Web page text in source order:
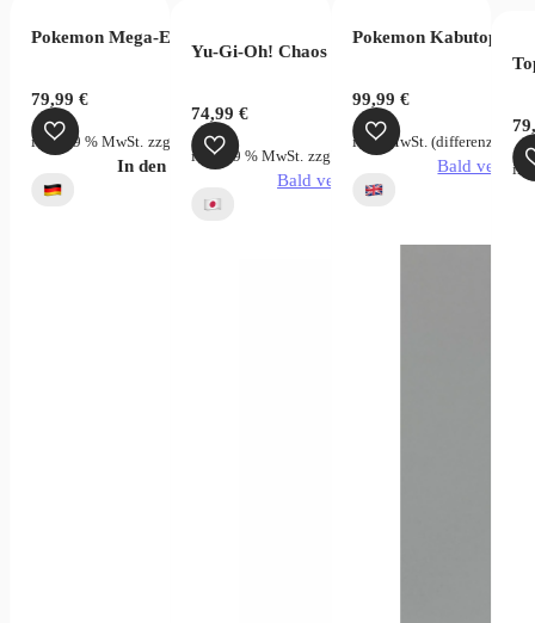
EB01 (JP)
of Intrigue OP04 (JP)
Pokemon Mega-Entwicklung Dunkelnacht Top Trainer Box
79,99€
inkl. 19 % MwSt. zzgl. Versandkosten
In den Warenkorb
Yu-Gi-Oh! Chaos Origins Japanisch
74,99€
inkl. 19 % MwSt. zzgl. Versandkosten
Bald verfügbar
Pokemon Kabutops
99,99 €
inkl. MwSt.
Bald